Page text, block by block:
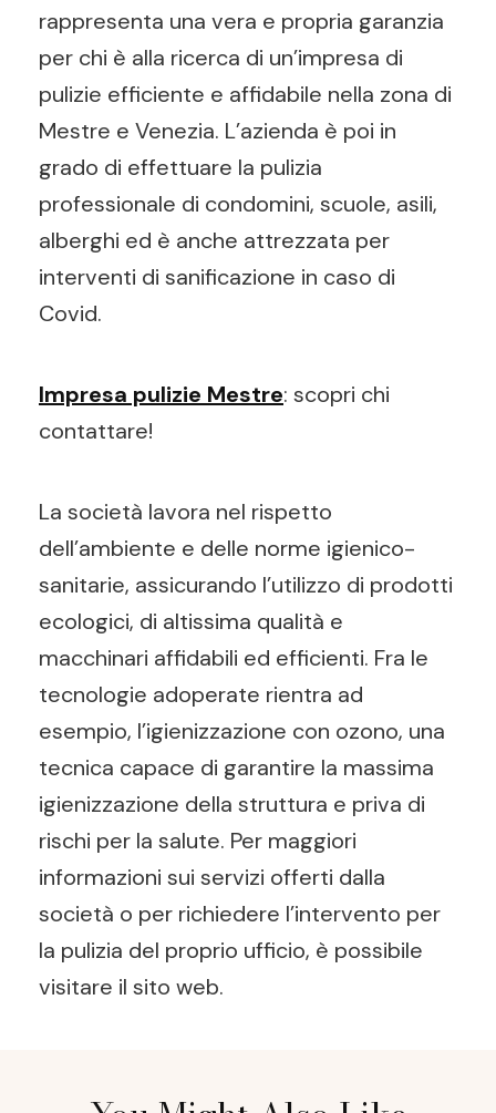
rappresenta una vera e propria garanzia
per chi è alla ricerca di un’impresa di
pulizie efficiente e affidabile nella zona di
Mestre e Venezia. L’azienda è poi in
grado di effettuare la pulizia
professionale di condomini, scuole, asili,
alberghi ed è anche attrezzata per
interventi di sanificazione in caso di
Covid.
Impresa pulizie Mestre: scopri chi
contattare!
La società lavora nel rispetto
dell’ambiente e delle norme igienico-
sanitarie, assicurando l’utilizzo di prodotti
ecologici, di altissima qualità e
macchinari affidabili ed efficienti. Fra le
tecnologie adoperate rientra ad
esempio, l’igienizzazione con ozono, una
tecnica capace di garantire la massima
igienizzazione della struttura e priva di
rischi per la salute. Per maggiori
informazioni sui servizi offerti dalla
società o per richiedere l’intervento per
la pulizia del proprio ufficio, è possibile
visitare il sito web.